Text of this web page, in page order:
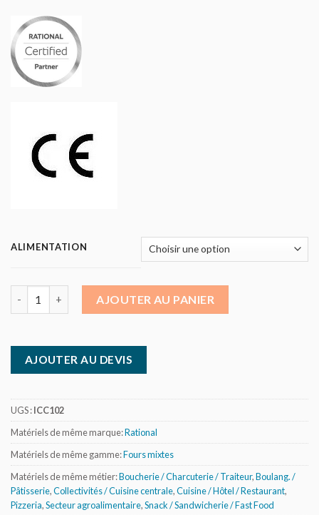
ALIMENTATION
AJOUTER AU PANIER
AJOUTER AU DEVIS
UGS :ICC102
Matériels de même marque:Rational
Matériels de même gamme:Fours mixtes
Matériels de même métier:Boucherie / Charcuterie / Traiteur,Boulang. /
Pâtisserie,Collectivités / Cuisine centrale,Cuisine / Hôtel / Restaurant,
Pizzeria,Secteur agroalimentaire,Snack / Sandwicherie / Fast Food